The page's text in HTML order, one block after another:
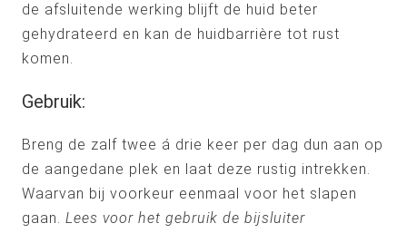
de afsluitende werking blijft de huid beter
gehydrateerd en kan de huidbarrière tot rust
komen.
Gebruik:
Breng de zalf twee á drie keer per dag dun aan op
de aangedane plek en laat deze rustig intrekken.
Waarvan bij voorkeur eenmaal voor het slapen
gaan. Lees voor het gebruik de bijsluiter